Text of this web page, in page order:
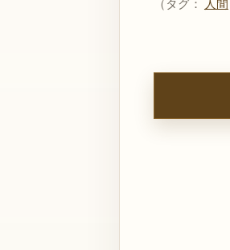
（タグ： 人間